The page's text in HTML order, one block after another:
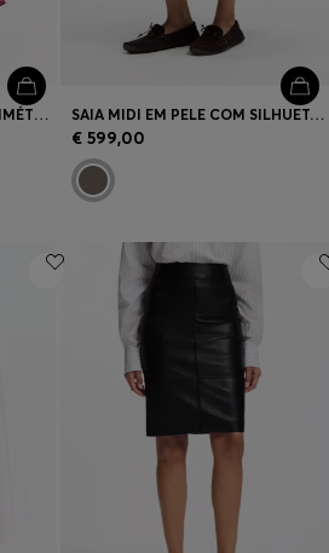
SAIA MIDI COM BAINHA ASSIMÉTRICA SAIA MIDI EM PELE COM SILHUETA DE SINO
€ 599,00